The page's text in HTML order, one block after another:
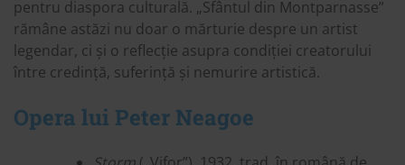
pentru diaspora culturală. „Sfântul din Montparnasse”
rămâne astăzi nu doar o mărturie despre un artist
legendar, ci și o reflecție asupra condiției creatorului
între credință, suferință și nemurire artistică.
Opera lui Peter Neagoe